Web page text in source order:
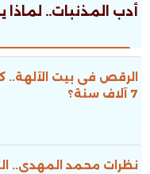
أدب المذنبات..
الرقص فى بيت
7 آلاف سنة؟
نظرات محمد المهدى..